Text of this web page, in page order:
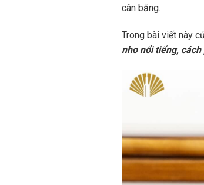
cân bằng.
Trong bài viết này
nho nổi tiếng,